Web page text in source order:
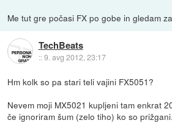
Me tut gre počasi FX po gobe in gledam
TechBeats
::9. avg 2012, 23:17
Hm kolk so pa stari teli vajini FX5051?
Nevem moji MX5021 kupljeni tam enkrat
če ignoriram šum (zelo tiho) ko so prižgani.